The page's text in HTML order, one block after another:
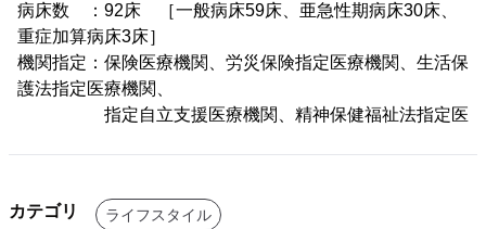
病床数 ：92床 ［一般病床59床、亜急性期病床30床、
重症加算病床3床］
機関指定：保険医療機関、労災保険指定医療機関、生活保
護法指定医療機関、
指定自立支援医療機関、精神保健福祉法指定医
カテゴリ ライフスタイル